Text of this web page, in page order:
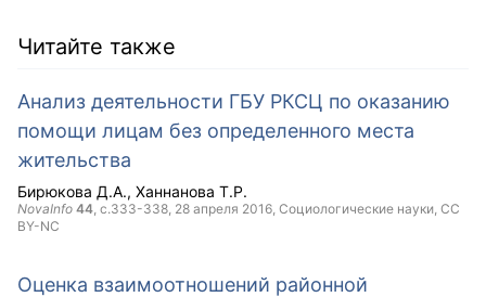
Читайте также
Анализ деятельности ГБУ РКСЦ по оказанию
помощи лицам без определенного места
жительства
Бирюкова Д.А. Ханнанова Т.Р.
NovaInfo 44, с.333-338, 28 апреля 2016, Социологические науки, CC
BY-NC
Оценка взаимоотношений районной